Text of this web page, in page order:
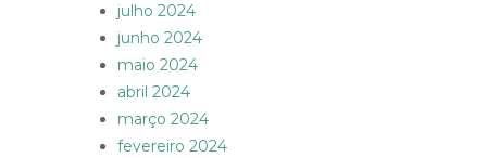
julho 2024
junho 2024
maio 2024
abril 2024
março 2024
fevereiro 2024